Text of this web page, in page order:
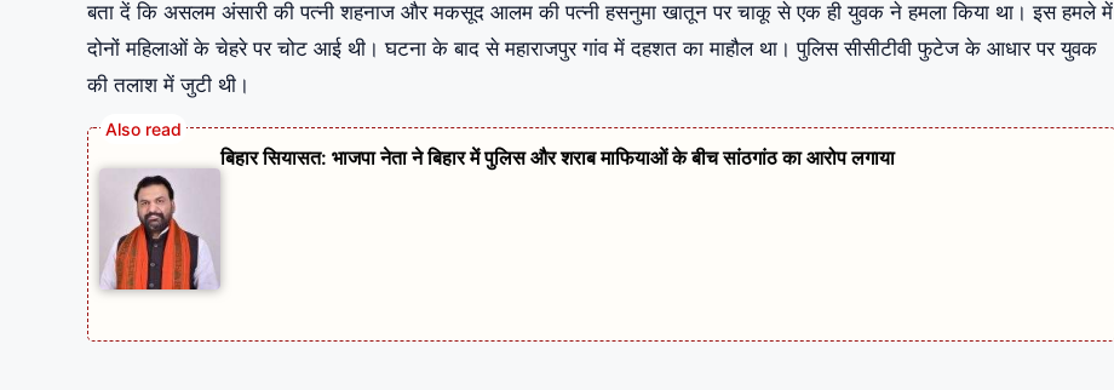
बता दें कि असलम अंसारी की पत्नी शहनाज और मकसूद आलम की पत्नी हसनुमा खातून पर चाकू से एक ही युवक ने हमला किया था। इस हमले में
दोनों महिलाओं के चेहरे पर चोट आई थी। घटना के बाद से महाराजपुर गांव में दहशत का माहौल था। पुलिस सीसीटीवी फुटेज के आधार पर युवक
की तलाश में जुटी थी।
बिहार सियासत: भाजपा नेता ने बिहार में पुलिस और शराब माफियाओं के बीच सांठगांठ का आरोप लगाया